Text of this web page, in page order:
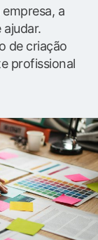
a
de criação
profissional